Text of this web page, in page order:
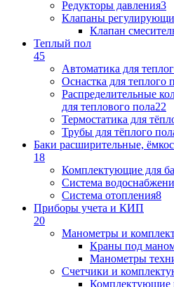
Редукторы давления3
Клапаны
Клапан
Теплый пол
45
Автоматика для
Оснастка для теплого
Распределительные
для теплового пола22
Термостатика для
Трубы для тёплого
Баки расширительные,
18
Комплектующие для
Система
Система отопления8
Приборы учета и КИП
20
Манометры и
Краны под
Манометры
Счетчики и
Комплектующие